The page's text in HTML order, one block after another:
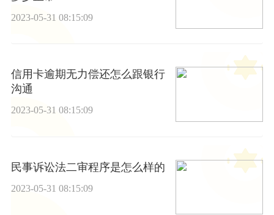
2023-05-31 08:15:09
信用卡逾期无力偿还怎么跟银行
沟通
2023-05-31 08:15:09
民事诉讼法二审程序是怎么样的
2023-05-31 08:15:09